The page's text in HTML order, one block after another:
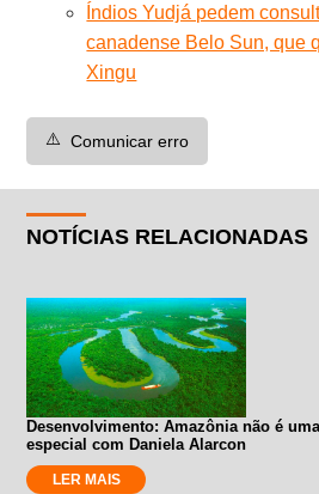
Índios Yudjá pedem
canadense Belo Sun, que
Xingu
⚠️ Comunicar erro
NOTÍCIAS RELACIONADAS
Desenvolvimento: Amazônia não é
especial com Daniela Alarcon
LER MAIS